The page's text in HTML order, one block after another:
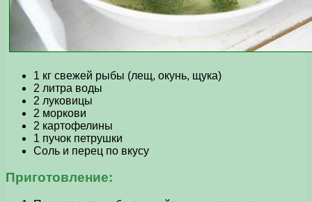
1 кг свежей рыбы (лещ, окунь, щука)
2 литра воды
2 луковицы
2 моркови
2 картофелины
1 пучок петрушки
Соль и перец по вкусу
Приготовление: